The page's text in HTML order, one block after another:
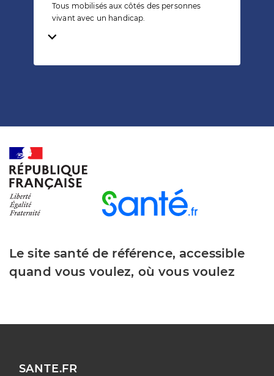
Tous mobilisés aux côtés des personnes
vivant avec un handicap.
Temps de lecture
Le site santé de référence, accessible
quand vous voulez, où vous voulez
SANTE.FR